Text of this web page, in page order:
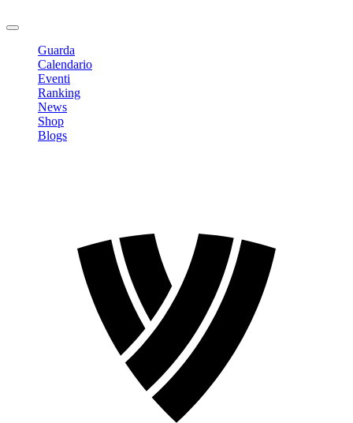
Guarda
Calendario
Eventi
Ranking
News
Shop
Blogs